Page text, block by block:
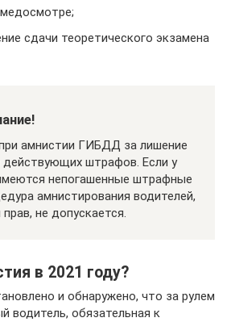
сдачи теоретического экзамена
амнистии ГИБДД за лишение
штрафов. Если у
непогашенные штрафные
амнистирования водителей,
не допускается.
в 2021 году?
и обнаружено, что за рулем
водитель, обязательная к